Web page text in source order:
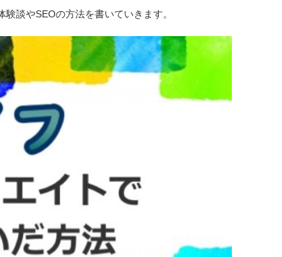
談やSEOの方法を書いていきます。